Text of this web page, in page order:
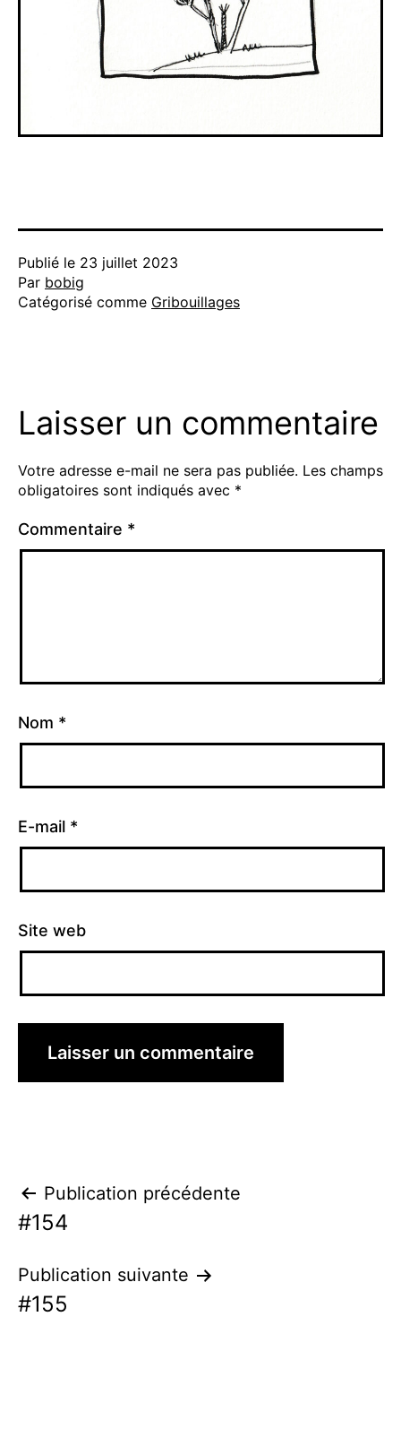
Publié le 23 juillet 2023
Par bobig
Catégorisé comme Gribouillages
Laisser un commentaire
Votre adresse e-mail ne sera pas publiée. Les champs
obligatoires sont indiqués avec *
Commentaire *
Nom *
E-mail *
Site web
Navigation
de
l’article
Publication précédente
#154
Publication suivante
#155